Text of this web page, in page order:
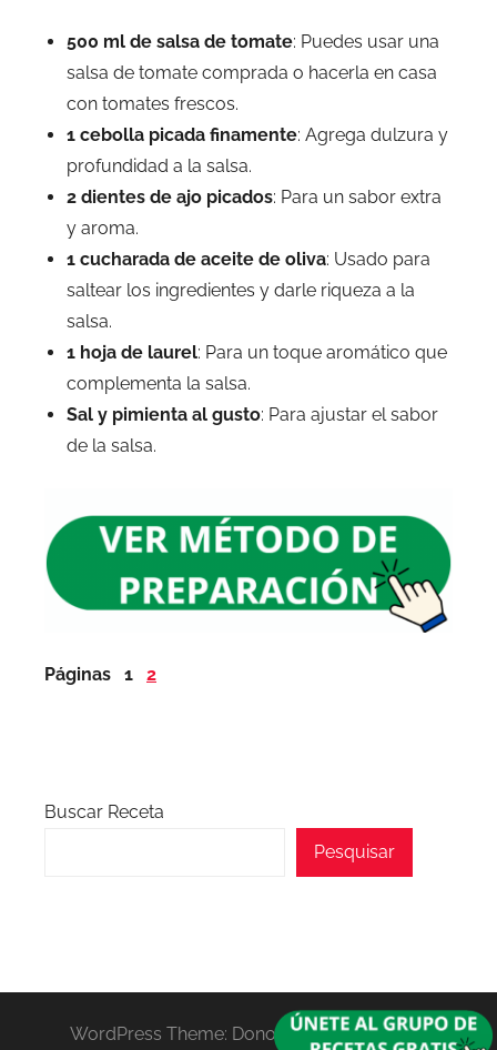
500 ml de salsa de tomate: Puedes usar una
salsa de tomate comprada o hacerla en casa
con tomates frescos.
1 cebolla picada finamente: Agrega dulzura y
profundidad a la salsa.
2 dientes de ajo picados: Para un sabor extra
y aroma.
1 cucharada de aceite de oliva: Usado para
saltear los ingredientes y darle riqueza a la
salsa.
1 hoja de laurel: Para un toque aromático que
complementa la salsa.
Sal y pimienta al gusto: Para ajustar el sabor
de la salsa.
Páginas 1 2
Buscar Receta
Pesquisar
WordPress Theme: Donovan by ThemeZee.